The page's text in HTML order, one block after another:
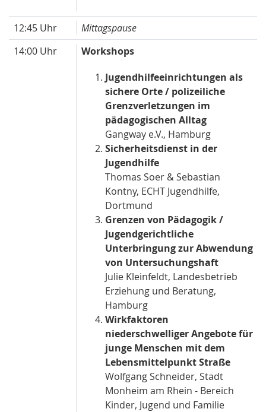
12:45 Uhr
Mittagspause
14:00 Uhr
Workshops
Jugendhilfeeinrichtungen als
sichere Orte / polizeiliche
Grenzverletzungen im
pädagogischen Alltag
Gangway e.V., Hamburg
Sicherheitsdienst in der
Jugendhilfe
Thomas Soer & Sebastian
Kontny, ECHT Jugendhilfe,
Dortmund
Grenzen von Pädagogik /
Jugendgerichtliche
Unterbringung zur Abwendung
von Untersuchungshaft
Julie Kleinfeldt, Landesbetrieb
Erziehung und Beratung,
Hamburg
Wirkfaktoren
niederschwelliger Angebote für
junge Menschen mit dem
Lebensmittelpunkt Straße
Wolfgang Schneider, Stadt
Monheim am Rhein - Bereich
Kinder, Jugend und Familie